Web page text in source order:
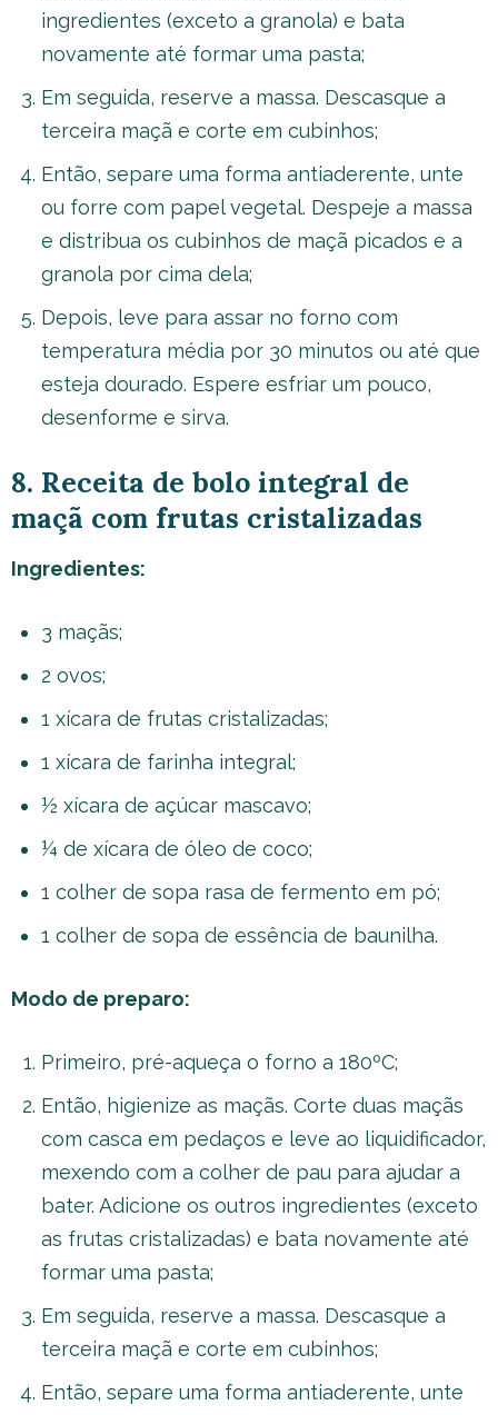
ingredientes (exceto a granola) e bata
novamente até formar uma pasta;
Em seguida, reserve a massa. Descasque a
terceira maçã e corte em cubinhos;
Então, separe uma forma antiaderente, unte
ou forre com papel vegetal. Despeje a massa
e distribua os cubinhos de maçã picados e a
granola por cima dela;
Depois, leve para assar no forno com
temperatura média por 30 minutos ou até que
esteja dourado. Espere esfriar um pouco,
desenforme e sirva.
8. Receita de bolo integral de
maçã com frutas cristalizadas
Ingredientes:
3 maçãs;
2 ovos;
1 xícara de frutas cristalizadas;
1 xícara de farinha integral;
½ xícara de açúcar mascavo;
¼ de xícara de óleo de coco;
1 colher de sopa rasa de fermento em pó;
1 colher de sopa de essência de baunilha.
Modo de preparo:
Primeiro, pré-aqueça o forno a 180ºC;
Então, higienize as maçãs. Corte duas maçãs
com casca em pedaços e leve ao liquidificador,
mexendo com a colher de pau para ajudar a
bater. Adicione os outros ingredientes (exceto
as frutas cristalizadas) e bata novamente até
formar uma pasta;
Em seguida, reserve a massa. Descasque a
terceira maçã e corte em cubinhos;
Então, separe uma forma antiaderente, unte